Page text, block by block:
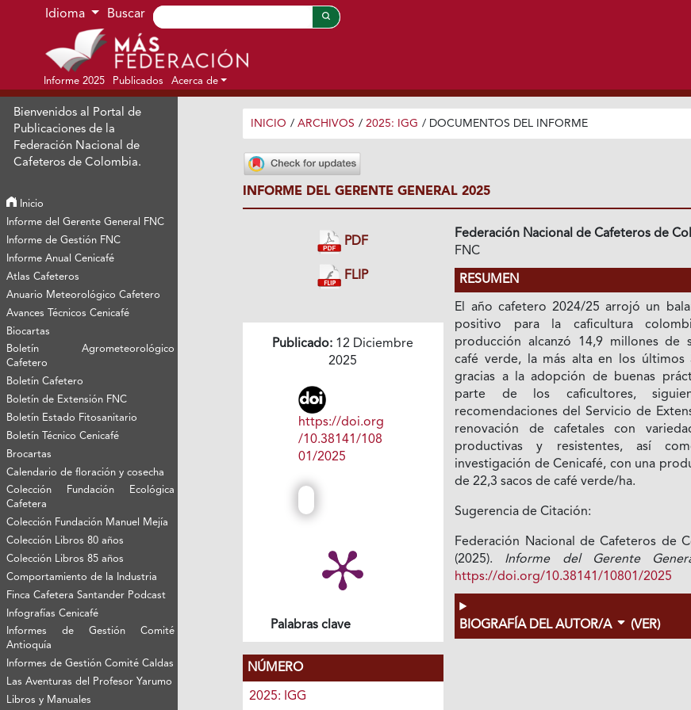
Ir al menú de navegación principal
Ir al contenido principal
Ir al pie de página del sitio
Idioma Buscar
Informe 2025 Publicados Acerca de
Bienvenidos al Portal de
Publicaciones de la
Federación Nacional de
Cafeteros de Colombia.
Inicio
Informe del Gerente General FNC
Informe de Gestión FNC
Informe Anual Cenicafé
Atlas Cafeteros
Anuario Meteorológico Cafetero
Avances Técnicos Cenicafé
Biocartas
Boletín Agrometeorológico
Cafetero
Boletín Cafetero
Boletín de Extensión FNC
Boletín Estado Fitosanitario
Boletín Técnico Cenicafé
Brocartas
Calendario de floración y cosecha
Colección Fundación Ecológica
Cafetera
Colección Fundación Manuel Mejía
Colección Libros 80 años
Colección Libros 85 años
Comportamiento de la Industria
Finca Cafetera Santander Podcast
Infografías Cenicafé
Informes de Gestión Comité
Antioquía
Informes de Gestión Comité Caldas
Las Aventuras del Profesor Yarumo
Libros y Manuales
INICIO / ARCHIVOS / 2025: IGG / DOCUMENTOS DEL INFORME
INFORME DEL GERENTE GENERAL 2025
PDF
FLIP
Publicado: 12 Diciembre
2025
https://doi.org
/10.38141/108
01/2025
Palabras clave
NÚMERO
2025: IGG
Federación Nacional de Cafeteros de
FNC
RESUMEN
El año cafetero 2024/25 arrojó un
positivo para la caficultura
producción alcanzó 14,9 millones de
café verde, la más alta en los últimos
gracias a la adopción de buenas
parte de los caficultores,
recomendaciones del Servicio de
renovación de cafetales con
productivas y resistentes, así
investigación de Cenicafé, con una
de 22,3 sacos de café verde/ha.
Sugerencia de Citación:
Federación Nacional de Cafeteros de
(2025). Informe del Gerente
https://doi.org/10.38141/10801/2025
BIOGRAFÍA DEL AUTOR/A (VER)